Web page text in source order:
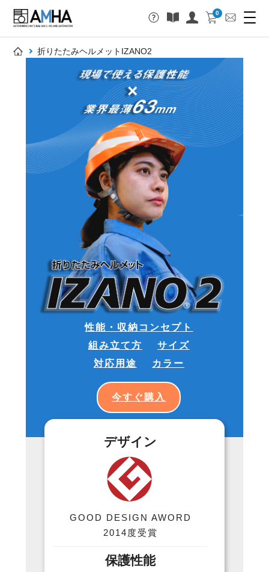
0
折りたたみヘルメットIZANO2
性能・収納コンセプト
組み立て方
サイズ
対応用途
カラー
今すぐ購入
デザイン
GOOD DESIGN AWORD
2014度受賞
保護性能